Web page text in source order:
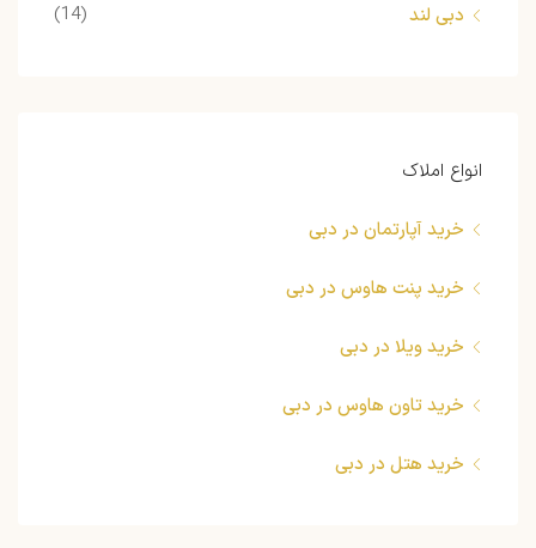
دبی لند (14)
انواع املاک
خرید آپارتمان در دبی
خرید پنت هاوس در دبی
خرید ویلا در دبی
خرید تاون هاوس در دبی
خرید هتل در دبی